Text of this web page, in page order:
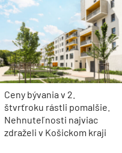
Ceny bývania v 2.
štvrťroku rástli pomalšie.
Nehnuteľnosti najviac
zdraželi v Košickom kraji